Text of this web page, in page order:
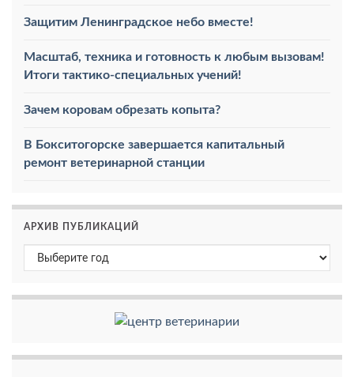
Защитим Ленинградское небо вместе!
Масштаб, техника и готовность к любым вызовам!
Итоги тактико-специальных учений!
Зачем коровам обрезать копыта?
В Бокситогорске завершается капитальный
ремонт ветеринарной станции
АРХИВ ПУБЛИКАЦИЙ